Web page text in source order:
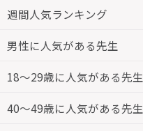
週間人気ランキング
男性に人気がある先生
18～29歳に人気がある先生
40～49歳に人気がある先生